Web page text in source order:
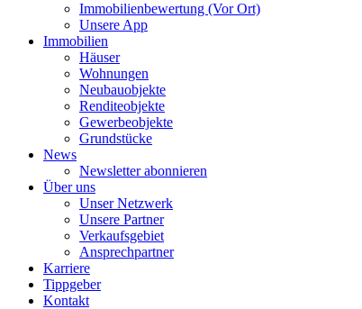
Immobilienbewertung (Vor Ort)
Unsere App
Immobilien
Häuser
Wohnungen
Neubauobjekte
Renditeobjekte
Gewerbeobjekte
Grundstücke
News
Newsletter abonnieren
Über uns
Unser Netzwerk
Unsere Partner
Verkaufsgebiet
Ansprechpartner
Karriere
Tippgeber
Kontakt